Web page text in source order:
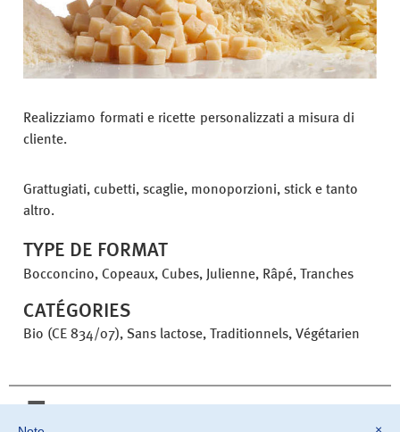
Realizziamo formati e ricette personalizzati a misura di
cliente.
Grattugiati, cubetti, scaglie, monoporzioni, stick e tanto
altro.
TYPE DE FORMAT
Bocconcino, Copeaux, Cubes, Julienne, Râpé, Tranches
CATÉGORIES
Bio (CE 834/07), Sans lactose, Traditionnels, Végétarien